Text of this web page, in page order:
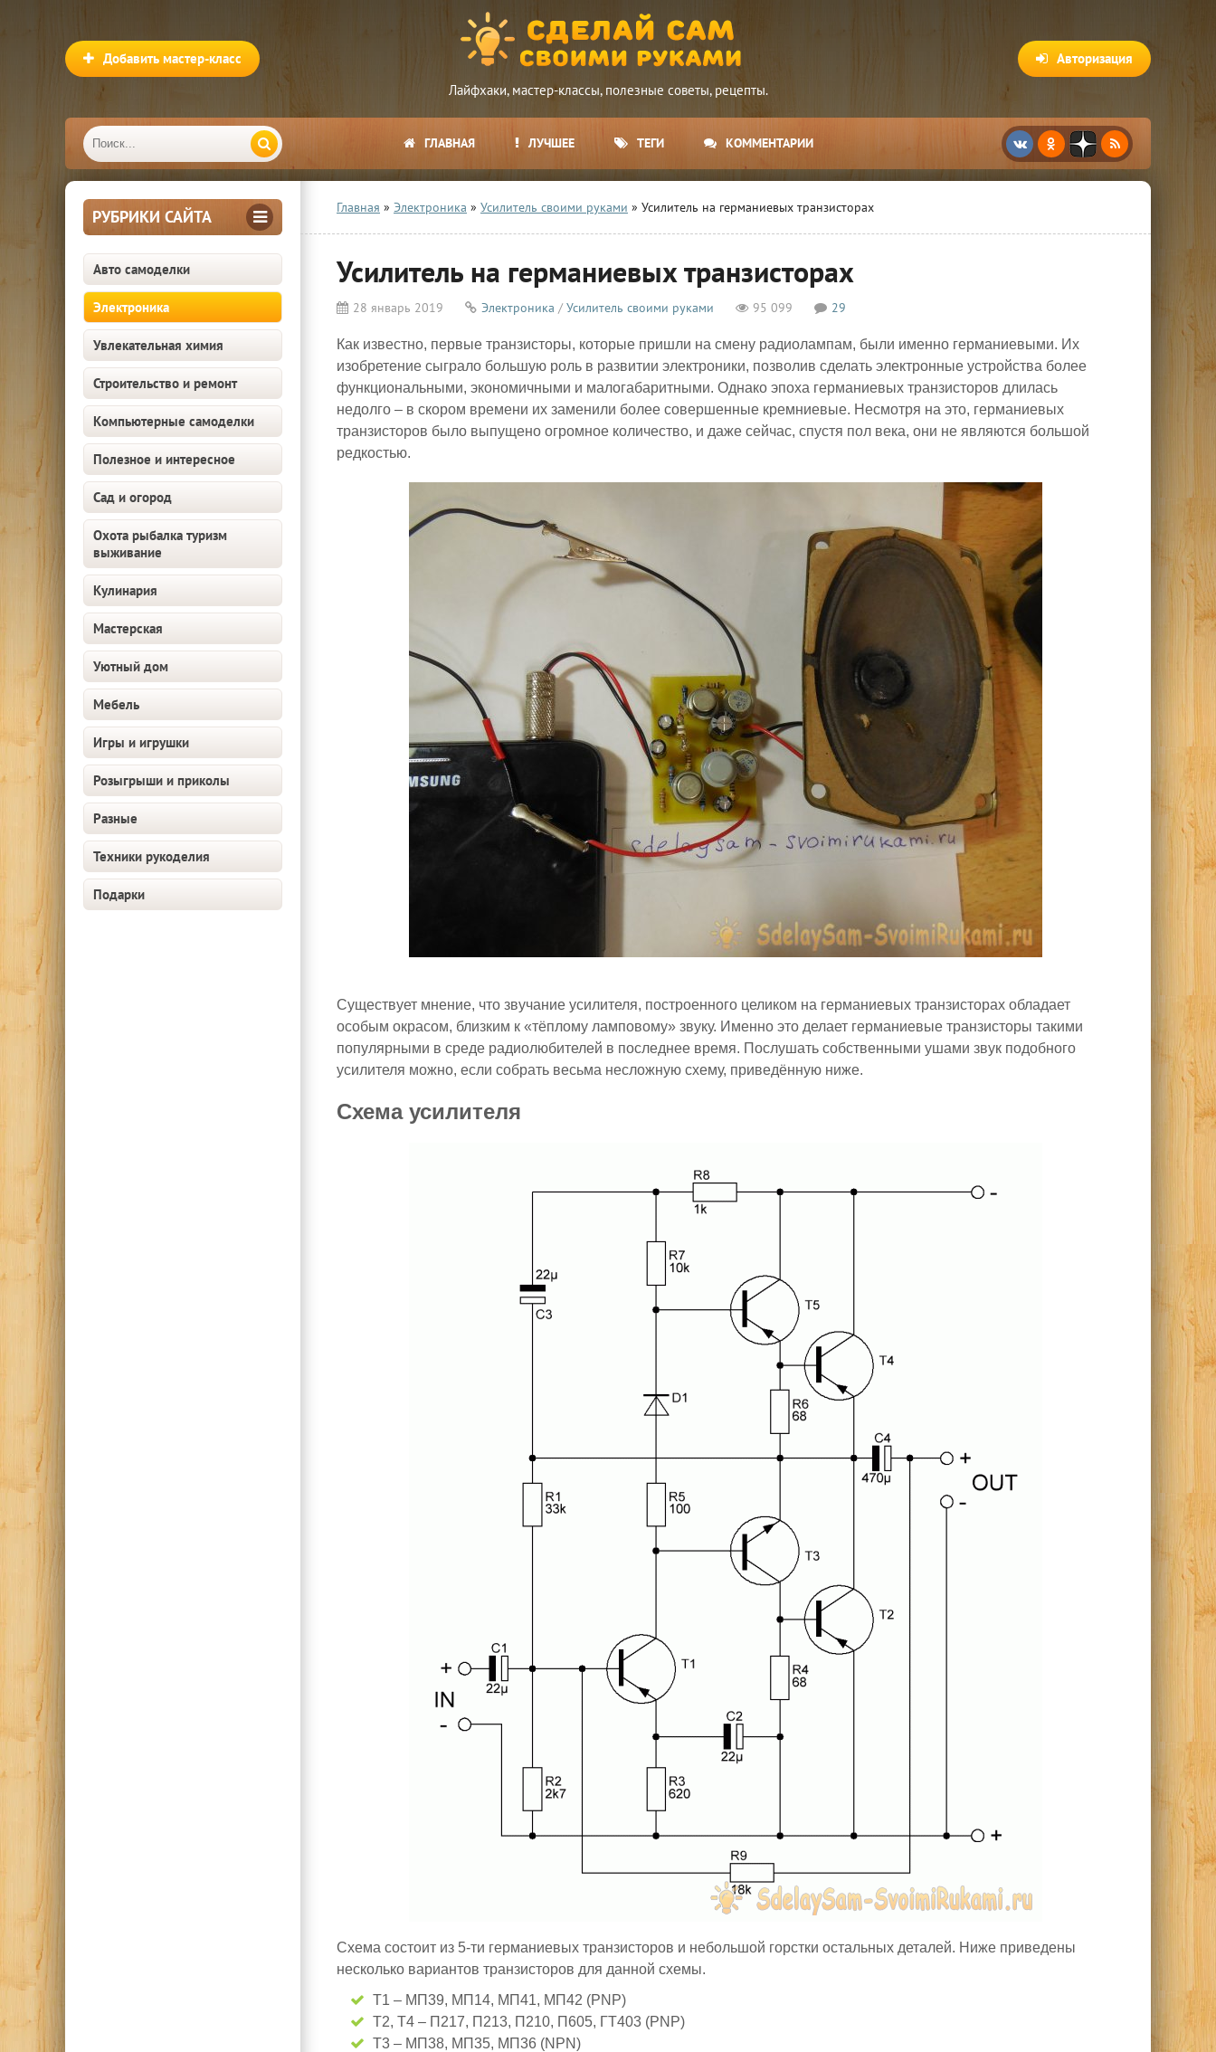
Лайфхаки, мастер-классы, полезные советы, рецепты.
Авторизация
Добавить мастер-класс
ГЛАВНАЯ ЛУЧШЕЕ ТЕГИ КОММЕНТАРИИ
РУБРИКИ САЙТА
Авто самоделки
Электроника
Увлекательная химия
Строительство и ремонт
Компьютерные самоделки
Полезное и интересное
Сад и огород
Охота рыбалка туризм
выживание
Кулинария
Мастерская
Уютный дом
Мебель
Игры и игрушки
Розыгрыши и приколы
Разные
Техники рукоделия
Подарки
Главная » Электроника » Усилитель своими руками » Усилитель на германиевых транзисторах
Усилитель на германиевых транзисторах
28 январь 2019 Электроника /Усилитель своими руками 95 099 29
Как известно, первые транзисторы, которые пришли на смену радиолампам, были именно германиевыми. Их
изобретение сыграло большую роль в развитии электроники, позволив сделать электронные устройства более
функциональными, экономичными и малогабаритными. Однако эпоха германиевых транзисторов длилась
недолго – в скором времени их заменили более совершенные кремниевые. Несмотря на это, германиевых
транзисторов было выпущено огромное количество, и даже сейчас, спустя пол века, они не являются большой
редкостью.
Существует мнение, что звучание усилителя, построенного целиком на германиевых транзисторах обладает
особым окрасом, близким к «тёплому ламповому» звуку. Именно это делает германиевые транзисторы такими
популярными в среде радиолюбителей в последнее время. Послушать собственными ушами звук подобного
усилителя можно, если собрать весьма несложную схему, приведённую ниже.
Схема усилителя
Схема состоит из 5-ти германиевых транзисторов и небольшой горстки остальных деталей. Ниже приведены
несколько вариантов транзисторов для данной схемы.
Т1 – МП39, МП14, МП41, МП42 (PNP)
Т2, Т4 – П217, П213, П210, П605, ГТ403 (PNP)
Т3 – МП38, МП35, МП36 (NPN)